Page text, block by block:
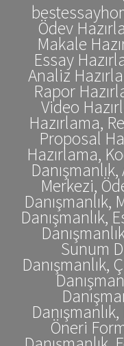
Ödev
Makale
Essay
Analiz
Rapor
Video
Hazırlama,
Proposal
Hazırlama,
Merkezi,
Danışmanlık,
Danışmanlık,
Sunum
Danışmanlık,
Öneri